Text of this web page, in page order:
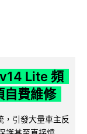
Lite 頻
自費維修
，引發大量車主反